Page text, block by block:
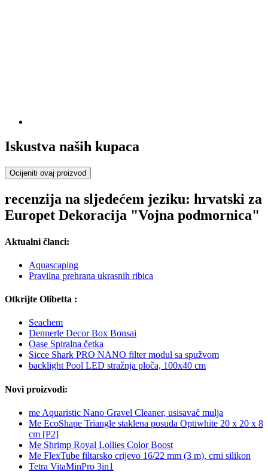
Iskustva naših kupaca
Ocijeniti ovaj proizvod
recenzija na sljedećem jeziku: hrvatski za
Europet Dekoracija "Vojna podmornica"
Aktualni članci:
Aquascaping
Pravilna prehrana ukrasnih ribica
Otkrijte Olibetta :
Seachem
Dennerle Decor Box Bonsai
Oase Spiralna četka
Sicce Shark PRO NANO filter modul sa spužvom
backlight Pool LED stražnja ploča, 100x40 cm
Novi proizvodi:
me Aquaristic Nano Gravel Cleaner, usisavač mulja
Me EcoShape Triangle staklena posuda Optiwhite 20 x 20 x 8
cm [P2]
Me Shrimp Royal Lollies Color Boost
Me FlexTube filtarsko crijevo 16/22 mm (3 m), crni silikon
Tetra VitaMinPro 3in1